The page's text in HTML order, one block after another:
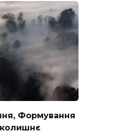
Формування